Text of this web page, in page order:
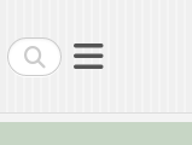
Search